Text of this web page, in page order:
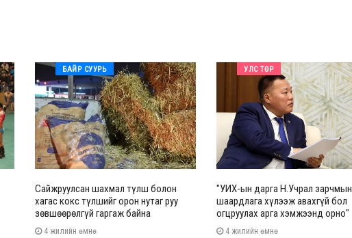
БАЙР СУУРЬ
Сайжруулсан шахмал түлш болон
хагас кокс түлшийг орон нутаг руу
зөвшөөрөлгүй гаргаж байна
4 жилийн өмнө
УЛС ТӨР
"УИХ-ын дарга Н.Учрал зарчмын
шаардлага хүлээж авахгүй бол
огцруулах арга хэмжээнд орно"
4 жилийн өмнө